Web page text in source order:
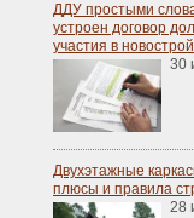
ДДУ простыми
устроен договор
участия в
30
Двухэтажные
плюсы и правила
28